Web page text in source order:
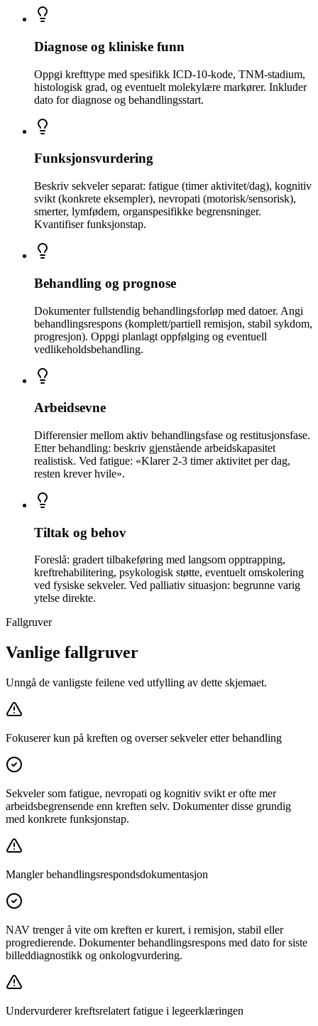
Diagnose og kliniske funn
Oppgi krefttype med spesifikk ICD-10-kode, TNM-stadium,
histologisk grad, og eventuelt molekylære markører. Inkluder
dato for diagnose og behandlingsstart.
Funksjonsvurdering
Beskriv sekveler separat: fatigue (timer aktivitet/dag), kognitiv
svikt (konkrete eksempler), nevropati (motorisk/sensorisk),
smerter, lymfødem, organspesifikke begrensninger.
Kvantifiser funksjonstap.
Behandling og prognose
Dokumenter fullstendig behandlingsforløp med datoer. Angi
behandlingsrespons (komplett/partiell remisjon, stabil sykdom,
progresjon). Oppgi planlagt oppfølging og eventuell
vedlikeholdsbehandling.
Arbeidsevne
Differensier mellom aktiv behandlingsfase og restitusjonsfase.
Etter behandling: beskriv gjenstående arbeidskapasitet
realistisk. Ved fatigue: «Klarer 2-3 timer aktivitet per dag,
resten krever hvile».
Tiltak og behov
Foreslå: gradert tilbakeføring med langsom opptrapping,
kreftrehabilitering, psykologisk støtte, eventuelt omskolering
ved fysiske sekveler. Ved palliativ situasjon: begrunne varig
ytelse direkte.
Fallgruver
Vanlige fallgruver
Unngå de vanligste feilene ved utfylling av dette skjemaet.
Fokuserer kun på kreften og overser sekveler etter behandling
Sekveler som fatigue, nevropati og kognitiv svikt er ofte mer
arbeidsbegrensende enn kreften selv. Dokumenter disse grundig
med konkrete funksjonstap.
Mangler behandlingsrespondsdokumentasjon
NAV trenger å vite om kreften er kurert, i remisjon, stabil eller
progredierende. Dokumenter behandlingsrespons med dato for siste
billeddiagnostikk og onkologvurdering.
Undervurderer kreftsrelatert fatigue i legeerklæringen